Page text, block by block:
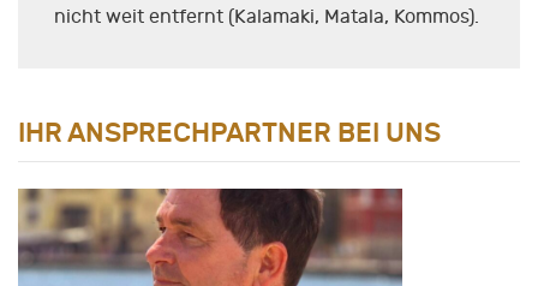
nicht weit entfernt (Kalamaki, Matala, Kommos).
IHR ANSPRECHPARTNER BEI UNS